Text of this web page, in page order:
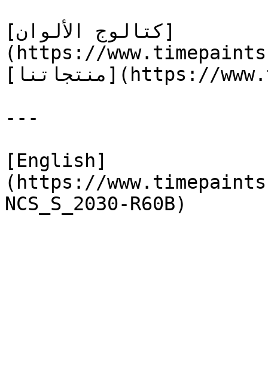
[كتالوج الألوان]
(https://
[منتجاتنا](https://www.timepaints.com/ar/products)
---
[English]
(https://
NCS_S_2030-R60B)